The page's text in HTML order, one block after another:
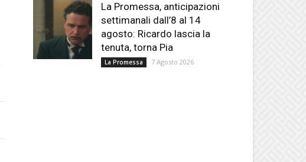
La Promessa, anticipazioni
settimanali dall’8 al 14
agosto: Ricardo lascia la
tenuta, torna Pia
La Promessa 7 Agosto 2026